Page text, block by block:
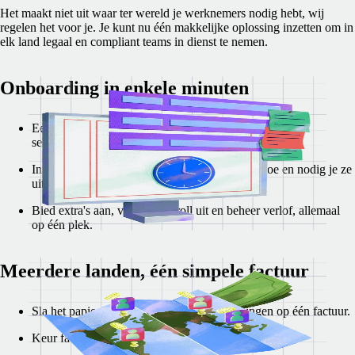
Het maakt niet uit waar ter wereld je werknemers nodig hebt, wij
regelen het voor je. Je kunt nu één makkelijke oplossing inzetten om in
elk land legaal en compliant teams in dienst te nemen.
Onboarding in enkele minuten
Eenvoudige accountconfiguratie met ons moderne
selfserviceplatform.
In een paar klikken voeg je nieuwe teamleden toe en nodig je ze
uit voor Remote.
Bied extra's aan, voer de payroll uit en beheer verlof, allemaal
op één plek.
Meerdere landen, één simpele factuur
Sla het papierwerk over en check alle betalingen op één factuur.
Keur facturen goed of weiger ze met één klik.